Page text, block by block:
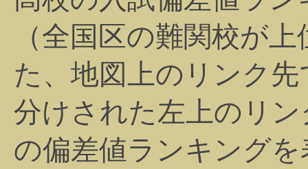
（全国区の難関校が
た、地図上のリンク
分けされた左上のリ
の偏差値ランキング